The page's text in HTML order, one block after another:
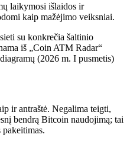
laikymosi išlaidos ir
kaip mažėjimo veiksniai.
su konkrečia šaltinio
iš „Coin ATM Radar“
(2026 m. I pusmetis)
ir antraštė. Negalima teigti,
bendrą Bitcoin naudojimą; tai